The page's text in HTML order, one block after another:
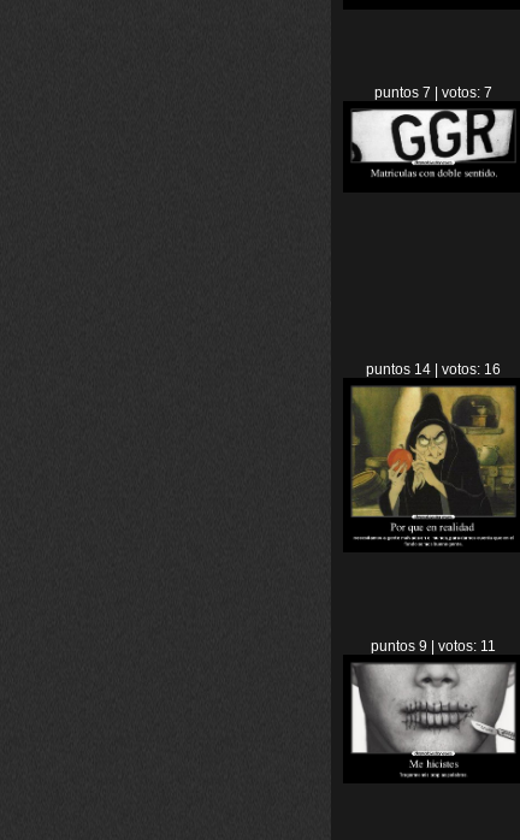
puntos 7 | votos: 7
puntos 14 | votos: 16
puntos 9 | votos: 11